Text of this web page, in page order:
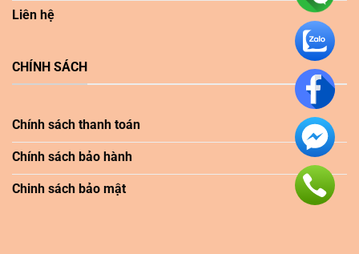
Liên hệ
CHÍNH SÁCH
Chính sách thanh toán
Chính sách bảo hành
Chinh sách bảo mật